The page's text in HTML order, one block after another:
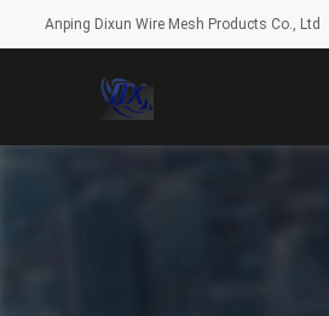
Anping Dixun Wire Mesh Products Co., Ltd